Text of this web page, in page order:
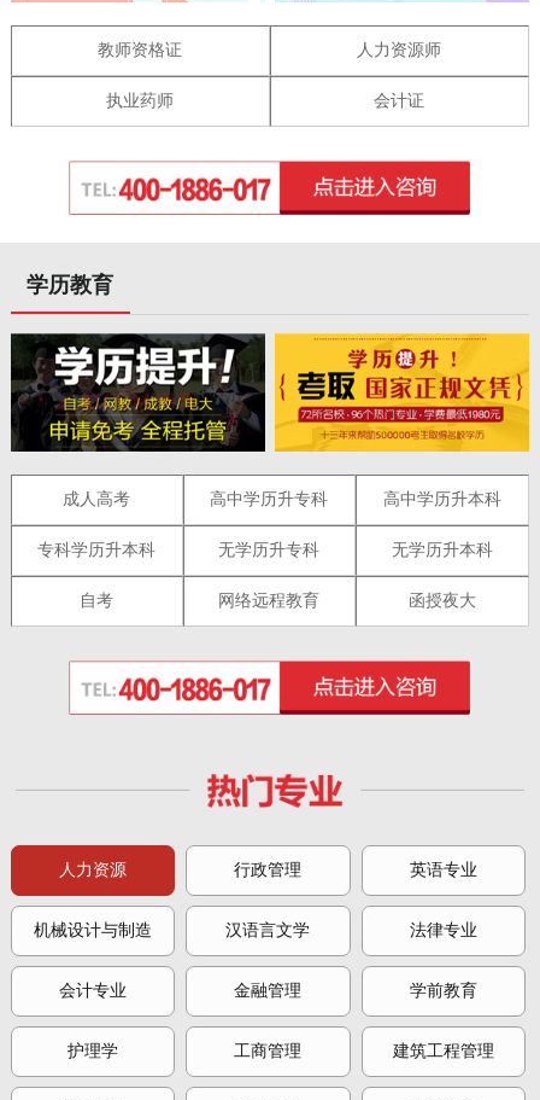
教师资格证 人力资源师
执业药师 会计证
学历教育
成人高考 高中学历升专科 高中学历升本科
专科学历升本科 无学历升专科 无学历升本科
自考 网络远程教育 函授夜大
人力资源 行政管理 英语专业
机械设计与制造 汉语言文学 法律专业
会计专业 金融管理 学前教育
护理学 工商管理 建筑工程管理